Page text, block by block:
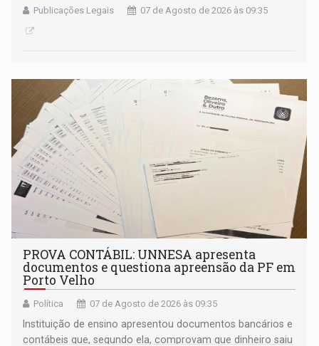
Publicações Legais 07 de Agosto de 2026 às 09:35
PROVA CONTÁBIL: UNNESA apresenta
documentos e questiona apreensão da PF em
Porto Velho
Política 07 de Agosto de 2026 às 09:35
Instituição de ensino apresentou documentos bancários e
contábeis que, segundo ela, comprovam que dinheiro saiu